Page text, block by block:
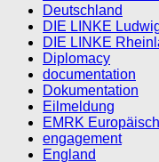
Deutschland
DIE LINKE
DIE LINKE
Diplomacy
documentation
Dokumentation
Eilmeldung
EMRK
engagement
England